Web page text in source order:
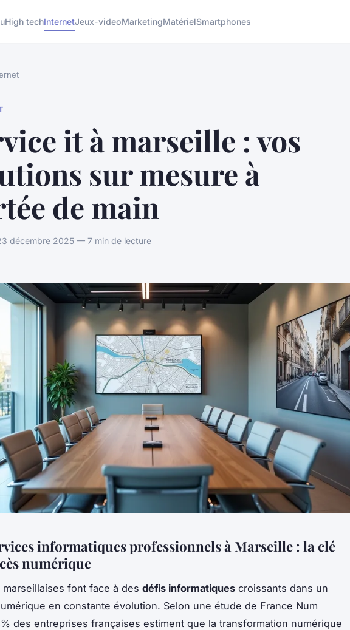
High techInternetJeux-videoMarketingMatérielSmartphones
it à marseille : vos
sur mesure à
de main
décembre 2025 — 7 min de lecture
informatiques professionnels à Marseille : la clé
numérique
marseillaises font face à des défis informatiques croissants dans un
en constante évolution. Selon une étude de France Num
des entreprises françaises estiment que la transformation numérique